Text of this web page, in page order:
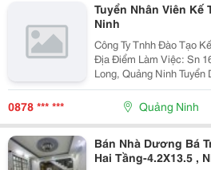
Tuyển Nhân Viên Kế
Ninh
Công Ty Tnhh Đào Tạo
Địa Điểm Làm Việc: Sn
Long, Quảng Ninh Tuyển Dụng 1. Nhân Viên Kế Toán
Thuế : 05 Mô Tả Công Việc: &Bull; Thực Hiện Các Công
Việc Liên Quan Đến Kế
0878 *** *** Quảng Ninh
Bán Nhà Dương Bá
Hai Tầng-4.2X13.5 ,